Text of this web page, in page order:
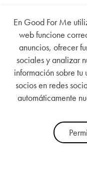
En Good For Me
web funcione
anuncios, ofrecer
sociales y analizar
información sobre tu
socios en redes
automáticamente